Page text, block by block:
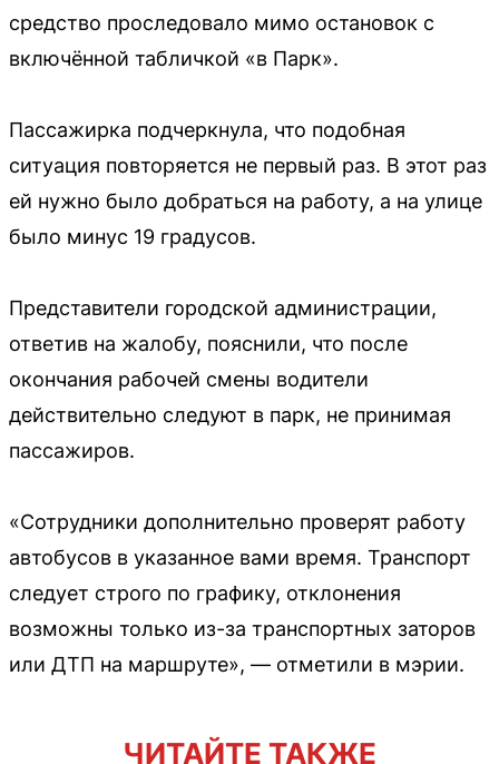
средство проследовало мимо остановок с
включённой табличкой «в Парк».
Пассажирка подчеркнула, что подобная
ситуация повторяется не первый раз. В этот раз
ей нужно было добраться на работу, а на улице
было минус 19 градусов.
Представители городской администрации,
ответив на жалобу, пояснили, что после
окончания рабочей смены водители
действительно следуют в парк, не принимая
пассажиров.
«Сотрудники дополнительно проверят работу
автобусов в указанное вами время. Транспорт
следует строго по графику, отклонения
возможны только из-за транспортных заторов
или ДТП на маршруте», — отметили в мэрии.
ЧИТАЙТЕ ТАКЖЕ